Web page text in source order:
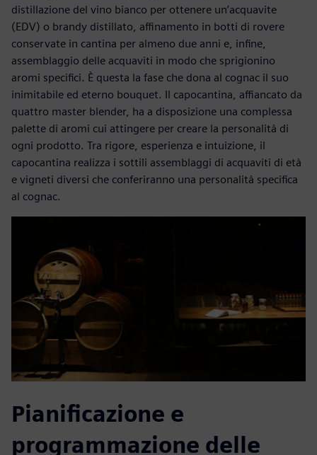
distillazione del vino bianco per ottenere un’acquavite
(EDV) o brandy distillato, affinamento in botti di rovere
conservate in cantina per almeno due anni e, infine,
assemblaggio delle acquaviti in modo che sprigionino
aromi specifici. È questa la fase che dona al cognac il suo
inimitabile ed eterno bouquet. Il capocantina, affiancato da
quattro master blender, ha a disposizione una complessa
palette di aromi cui attingere per creare la personalità di
ogni prodotto. Tra rigore, esperienza e intuizione, il
capocantina realizza i sottili assemblaggi di acquaviti di età
e vigneti diversi che conferiranno una personalità specifica
al cognac.
Pianificazione e
programmazione delle